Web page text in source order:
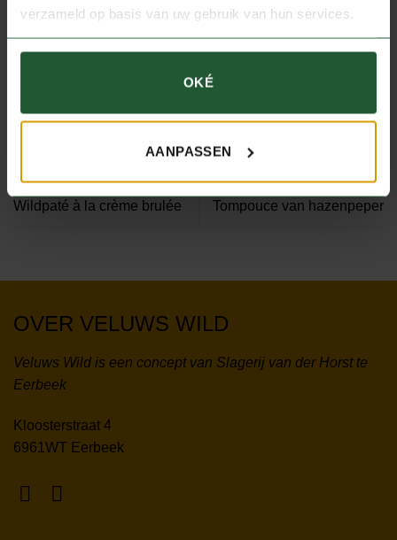
verzameld op basis van uw gebruik van hun services.
OKÉ
AANPASSEN
en besmeer het met eigeel.
Zet de kommen in de oven en bak het bladerdeegdekseltje in
ongeveer 5 minuten goudbruin.
Wildpaté à la crème brulée Tompouce van hazenpeper
OVER VELUWS WILD
Veluws Wild is een concept van Slagerij van der Horst te
Eerbeek
Kloosterstraat 4
6961WT Eerbeek